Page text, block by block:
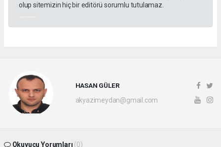
olup sitemizin hiç bir editörü sorumlu tutulamaz.
HASAN GÜLER
akyazimeydan@gmail.com
Okuyucu Yorumları (0)